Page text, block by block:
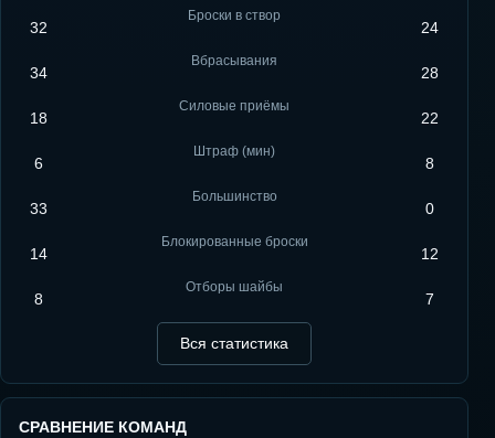
32
Броски в створ
24
34
Вбрасывания
28
18
Силовые приёмы
22
6
Штраф (мин)
8
33
Большинство
0
14
Блокированные броски
12
8
Отборы шайбы
7
Вся статистика
СРАВНЕНИЕ КОМАНД